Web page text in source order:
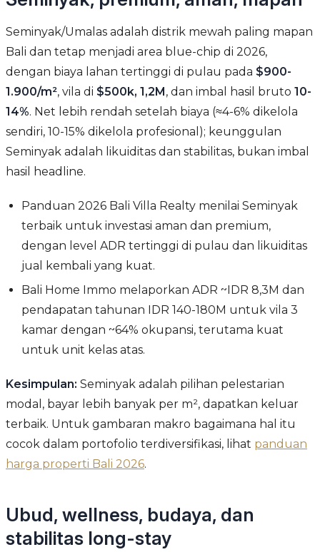
Seminyak/Umalas adalah distrik mewah paling mapan
Bali dan tetap menjadi area blue-chip di 2026,
dengan biaya lahan tertinggi di pulau pada $900-
1.900/m², vila di $500k, 1,2M, dan imbal hasil bruto 10-
14%. Net lebih rendah setelah biaya (≈4-6% dikelola
sendiri, 10-15% dikelola profesional); keunggulan
Seminyak adalah likuiditas dan stabilitas, bukan imbal
hasil headline.
Panduan 2026 Bali Villa Realty menilai Seminyak
terbaik untuk investasi aman dan premium,
dengan level ADR tertinggi di pulau dan likuiditas
jual kembali yang kuat.
Bali Home Immo melaporkan ADR ~IDR 8,3M dan
pendapatan tahunan IDR 140-180M untuk vila 3
kamar dengan ~64% okupansi, terutama kuat
untuk unit kelas atas.
Kesimpulan: Seminyak adalah pilihan pelestarian
modal, bayar lebih banyak per m², dapatkan keluar
terbaik. Untuk gambaran makro bagaimana hal itu
cocok dalam portofolio terdiversifikasi, lihat panduan
harga properti Bali 2026.
Ubud, wellness, budaya, dan
stabilitas long-stay